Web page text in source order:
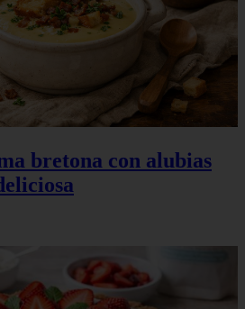
bretona con alubias